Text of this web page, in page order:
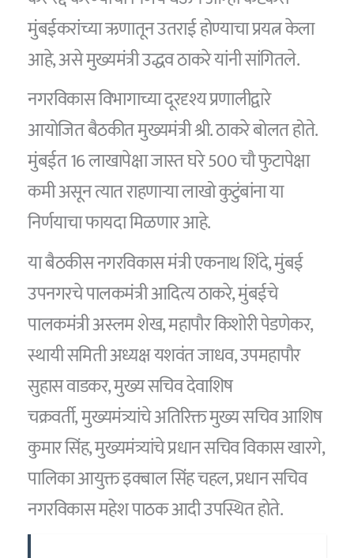
मुंबईकरांच्या ऋणातून उतराई होण्याचा प्रयत्न केला
आहे, असे मुख्यमंत्री उद्धव ठाकरे यांनी सांगितले.
नगरविकास विभागाच्या दूरदृश्य प्रणालीद्वारे
आयोजित बैठकीत मुख्यमंत्री श्री. ठाकरे बोलत होते.
मुंबईत 16 लाखापेक्षा जास्त घरे 500 चौ फुटापेक्षा
कमी असून त्यात राहणाऱ्या लाखो कुटुंबांना या
निर्णयाचा फायदा मिळणार आहे.
या बैठकीस नगरविकास मंत्री एकनाथ शिंदे, मुंबई
उपनगरचे पालकमंत्री आदित्य ठाकरे, मुंबईचे
पालकमंत्री अस्लम शेख, महापौर किशोरी पेडणेकर,
स्थायी समिती अध्यक्ष यशवंत जाधव, उपमहापौर
सुहास वाडकर, मुख्य सचिव देवाशिष
चक्रवर्ती, मुख्यमंत्र्यांचे अतिरिक्त मुख्य सचिव आशिष
कुमार सिंह, मुख्यमंत्र्यांचे प्रधान सचिव विकास खारगे,
पालिका आयुक्त इक्बाल सिंह चहल, प्रधान सचिव
नगरविकास महेश पाठक आदी उपस्थित होते.